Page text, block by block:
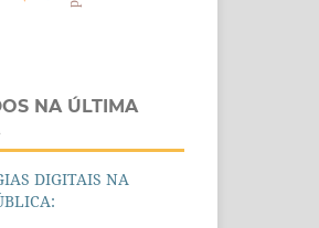
NA ÚLTIMA
DIGITAIS NA